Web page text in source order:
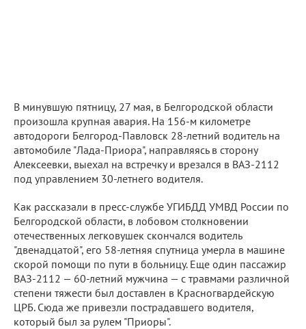
В минувшую пятницу, 27 мая, в Белгородской области
произошла крупная авария. На 156-м километре
автодороги Белгород-Павловск 28-летний водитель на
автомобиле "Лада-Приора", направляясь в сторону
Алексеевки, выехал на встречку и врезался в ВАЗ-2112
под управлением 30-летнего водителя.
Как рассказали в пресс-службе УГИБДД УМВД России по
Белгородской области, в лобовом столкновении
отечественных легковушек скончался водитель
"двенадцатой", его 58-летняя спутница умерла в машине
скорой помощи по пути в больницу. Еще один пассажир
ВАЗ-2112 — 60-летний мужчина — с травмами различной
степени тяжести был доставлен в Красногвардейскую
ЦРБ. Сюда же привезли пострадавшего водителя,
который был за рулем "Приоры".